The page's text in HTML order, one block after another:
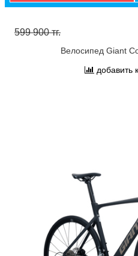
599 900 тг.
Велосипед Giant
добавить